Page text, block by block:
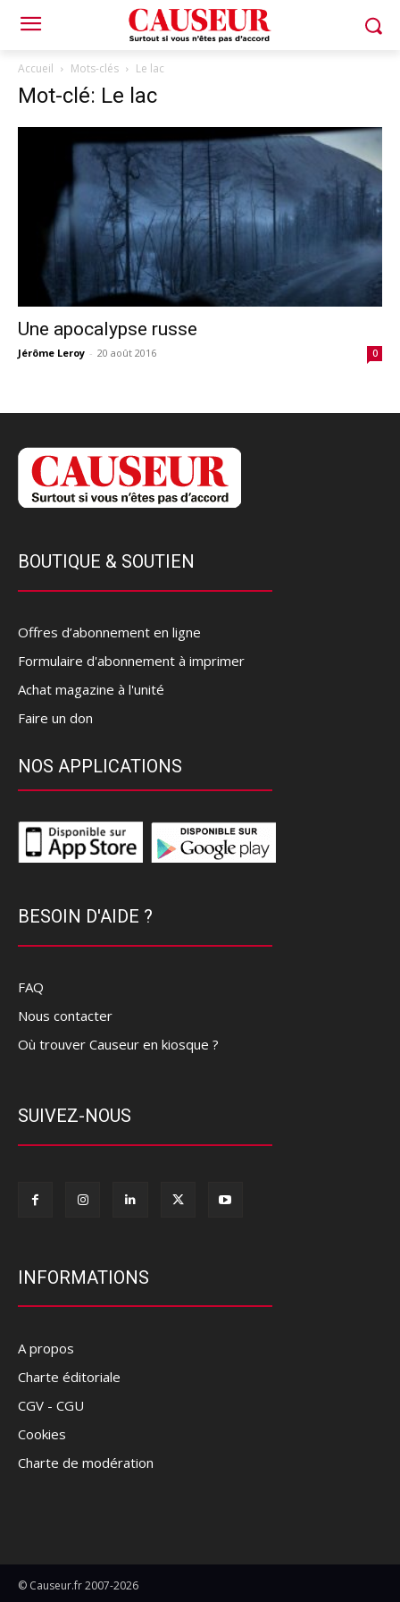
Accueil Mots-clés Le lac
Mot-clé: Le lac
Une apocalypse russe
Jérôme Leroy - 20 août 2016 0
BOUTIQUE & SOUTIEN
Offres d’abonnement en ligne
Formulaire d'abonnement à imprimer
Achat magazine à l'unité
Faire un don
NOS APPLICATIONS
BESOIN D'AIDE ?
FAQ
Nous contacter
Où trouver Causeur en kiosque ?
SUIVEZ-NOUS
INFORMATIONS
A propos
Charte éditoriale
CGV - CGU
Cookies
Charte de modération
© Causeur.fr 2007-2026